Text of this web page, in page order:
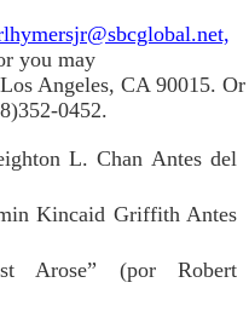
you may
Angeles, CA 90015. Or
0452.
L. Chan Antes del
Kincaid Griffith Antes
Arose” (por Robert